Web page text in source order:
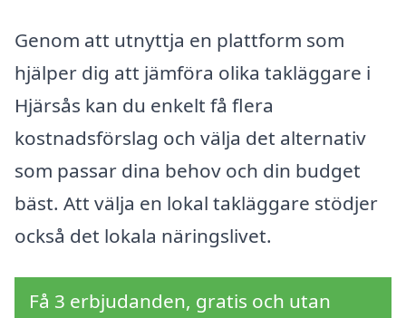
Genom att utnyttja en plattform som
hjälper dig att jämföra olika takläggare i
Hjärsås kan du enkelt få flera
kostnadsförslag och välja det alternativ
som passar dina behov och din budget
bäst. Att välja en lokal takläggare stödjer
också det lokala näringslivet.
Få 3 erbjudanden, gratis och utan